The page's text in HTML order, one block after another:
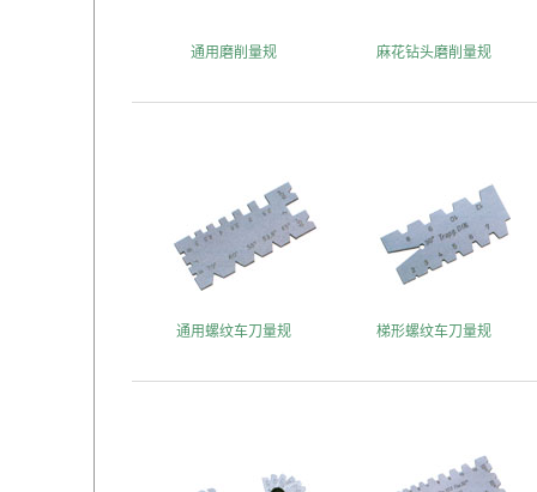
通用磨削量规 麻花钻头磨削量规
通用螺纹车刀量规 梯形螺纹车刀量规